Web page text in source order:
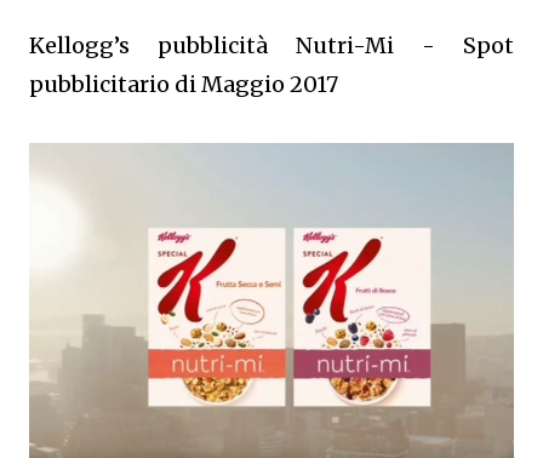
Kellogg’s pubblicità Nutri-Mi - Spot
pubblicitario di Maggio 2017